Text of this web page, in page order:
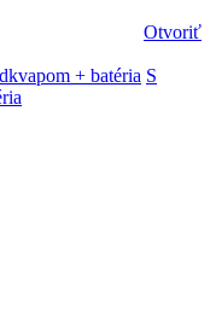
Otvoriť
+ batéria S